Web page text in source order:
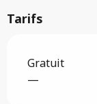
Tarifs
Gratuit
—